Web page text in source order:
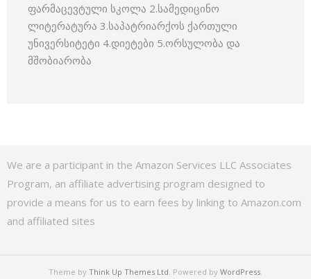
ფარმაცევტული სკოლა 2.სამედიცინო
ლიტერატურა 3.საპატრიარქოს ქართული
უნივერსიტეტი 4.დიეტები 5.ორსულობა და
მშობიარობა
We are a participant in the Amazon Services LLC Associates
Program, an affiliate advertising program designed to
provide a means for us to earn fees by linking to Amazon.com
and affiliated sites
Theme by Think Up Themes Ltd. Powered by WordPress.